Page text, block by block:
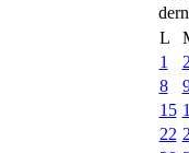
L
1
2
8
15
22